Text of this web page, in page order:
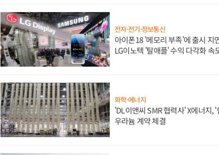
전자·전기·정보통신
아이폰18 '메모리 부족'에 출시 지
LG이노텍 '탈애플' 수익 다각화 속
화학·에너지
'DL이앤씨 SMR 협력사' X에너지,
우라늄 계약 체결